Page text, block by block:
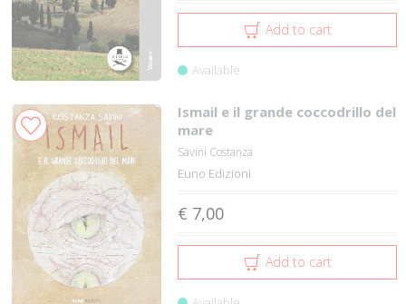
Add to cart
Available
Ismail e il grande coccodrillo del
mare
Savini Costanza
Euno Edizioni
€ 7,00
Add to cart